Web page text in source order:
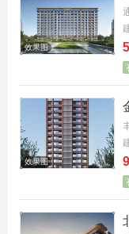
效果图
效果图